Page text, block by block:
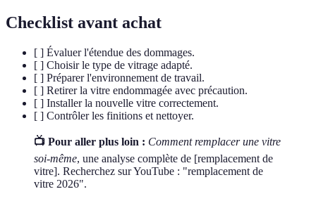
Checklist avant achat
[ ] Évaluer l'étendue des dommages.
[ ] Choisir le type de vitrage adapté.
[ ] Préparer l'environnement de travail.
[ ] Retirer la vitre endommagée avec précaution.
[ ] Installer la nouvelle vitre correctement.
[ ] Contrôler les finitions et nettoyer.
📺 Pour aller plus loin : Comment remplacer une vitre
soi-même, une analyse complète de [remplacement de
vitre]. Recherchez sur YouTube : "remplacement de
vitre 2026".